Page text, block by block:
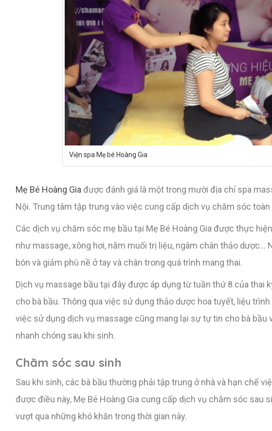
Viện spa Mẹ bé Hoàng Gia
Mẹ Bé Hoàng Gia được đánh giá là một trong mười địa chỉ spa
Nội. Trung tâm tập trung vào việc cung cấp dịch vụ chăm sóc
Các dịch vụ chăm sóc mẹ bầu tại Mẹ Bé Hoàng Gia được thực
như massage, xông hơi, nằm muối trị liệu, ngâm chân thảo
bón và giảm phù nề ở tay và chân trong quá trình mang thai.
Dịch vụ massage bầu tại đây được áp dụng từ tuần thứ 8 của thai
cho bà bầu. Thông qua việc sử dụng thảo dược hoa tuyết, liệu
việc sử dụng dịch vụ massage cũng mang lại sự tự tin cho bà bầu
nhanh chóng sau khi sinh.
Chăm sóc sau sinh
Sau khi sinh, các bà bầu thường phải tập trung ở nhà và hạn chế
được điều này, Mẹ Bé Hoàng Gia cung cấp dịch vụ chăm sóc sau
vượt qua những khó khăn trong thời gian này.